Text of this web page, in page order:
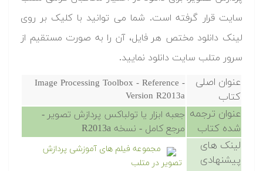
سایت قرار گرفته است. شما می توانید با کلیک بر روی
لینک دانلود مختص هر فایل، آن را به صورت مستقیم از
سرور متلب سایت دانلود نمایید.‬‬
عنوان اصلی
کتاب
Image Processing Toolbox - Reference -
Version R2013a
عنوان ترجمه
شده کتاب
جعبه ابزار یا تولباکس پردازش تصویر -
مرجع کامل - نسخه R2013a
لینک های
پیشنهادی
مجموعه فیلم های آموزشی پردازش
تصویر در متلب